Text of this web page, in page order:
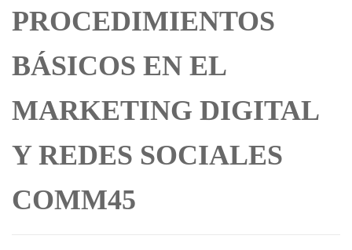
PROCEDIMIENTOS
BÁSICOS EN EL
MARKETING DIGITAL
Y REDES SOCIALES
COMM45